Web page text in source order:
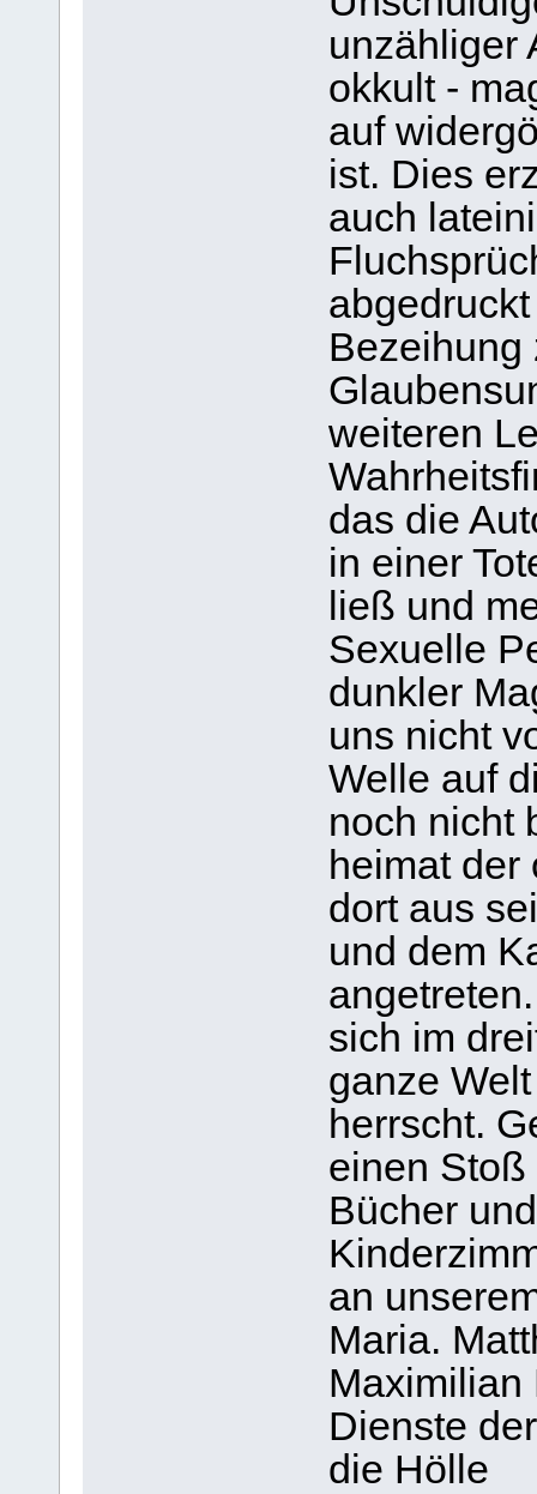
unzähliger
okkult -
auf
ist. Dies
auch
Bezeihung
weiteren
das die
in einer
ließ und
Sexuelle
dunkler
uns nicht
Welle auf
noch nicht
heimat
dort aus
und dem
sich im
ganze
herrscht.
einen Stoß
Bücher
an
Maria.
Maximilian
Dienste
die Hölle